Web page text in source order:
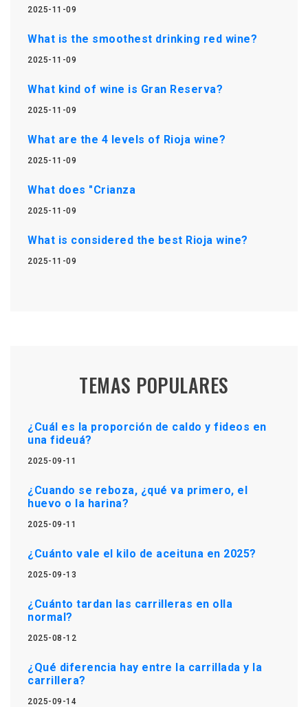
2025-11-09
What is the smoothest drinking red wine?
2025-11-09
What kind of wine is Gran Reserva?
2025-11-09
What are the 4 levels of Rioja wine?
2025-11-09
What does "Crianza
2025-11-09
What is considered the best Rioja wine?
2025-11-09
TEMAS POPULARES
¿Cuál es la proporción de caldo y fideos en
una fideuá?
2025-09-11
¿Cuando se reboza, ¿qué va primero, el
huevo o la harina?
2025-09-11
¿Cuánto vale el kilo de aceituna en 2025?
2025-09-13
¿Cuánto tardan las carrilleras en olla
normal?
2025-08-12
¿Qué diferencia hay entre la carrillada y la
carrillera?
2025-09-14